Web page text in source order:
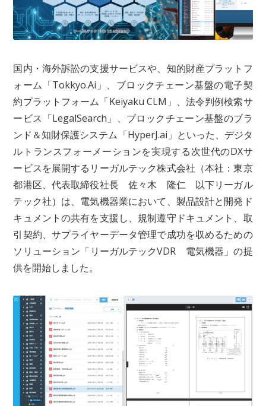
国内・海外訴訟の支援サービスや、知的財産プラットフ
ォーム「Tokkyo.Ai」、ブロックチェーン基盤の電子契
約プラットフォーム「Keiyaku CLM」、法令判例検索サ
ービス「LegalSearch」、ブロックチェーン基盤のブラ
ンド＆知財保護システム「HyperJ.ai」といった、デジタ
ルトランスフォーメーションを実現する次世代のDXサ
ービスを展開するリーガルテック株式会社（本社：東京
都港区、代表取締役社長 佐々木 隆仁 以下リーガル
テック社）は、電気機器業において、製品設計と開発ド
キュメントの共有を支援し、規制遵守ドキュメント、取
引契約、サプライヤーデータ管理で成功を収めるための
ソリューション「リーガルテックVDR 電気機器」の提
供を開始しました。